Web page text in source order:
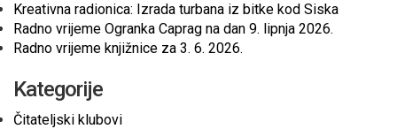
Kreativna radionica: Izrada turbana iz bitke kod Siska
Radno vrijeme Ogranka Caprag na dan 9. lipnja 2026.
Radno vrijeme knjižnice za 3. 6. 2026.
Kategorije
Čitateljski klubovi